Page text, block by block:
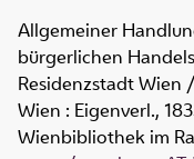
Allgemeiner
bürgerlichen
Residenzstadt Wien
Wien : Eigenverl.,
Wienbibliothek im